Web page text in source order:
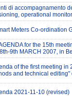
di accompagnamento
operational
Meters Co-ordination
for the 15th
9th MARCH 2007, in
of the first meeting in
and technical
2021-11-10 (revised)